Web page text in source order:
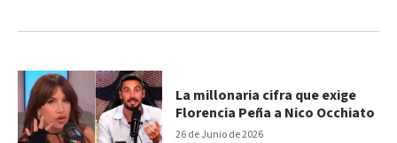
26 de Junio de 2026
La millonaria cifra que exige
Florencia Peña a Nico Occhiato